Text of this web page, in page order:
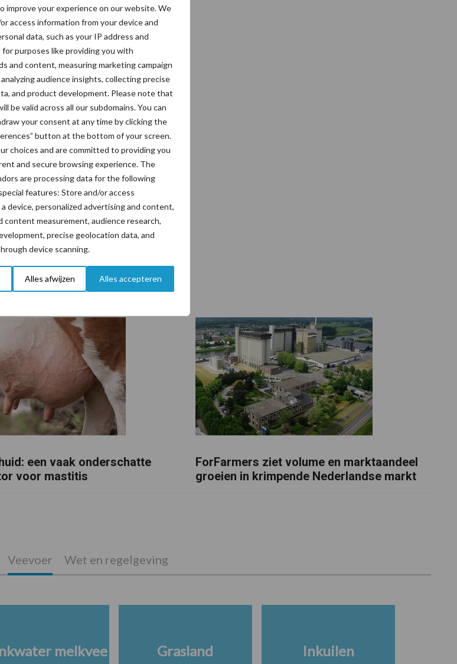
improve your experience on our website. We
access information from your device and
data, such as your IP address and
purposes like providing you with
and content, measuring marketing campaign
audience insights, collecting precise
and product development. Please note that
be valid across all our subdomains. You can
your consent at any time by clicking the
button at the bottom of your screen.
choices and are committed to providing you
and secure browsing experience. The
are processing data for the following
features: Store and/or access
device, personalized advertising and content,
content measurement, audience research,
precise geolocation data, and
device scanning.
Alles afwijzen Alles accepteren
mogelijk is om bemesten en
is een juridisch begrip en houdt
kan worden dat een activiteit al
In de betreffende casus was
gebruik ging. Hoe die
Nederland noemt dat de kern
flexibiliteit in grondgebruik,
agrarische bedrijfsvoering.
het handhavingsverzoek van
de provincie Overijssel in hoger
een vaak onderschatte
voor mastitis
ForFarmers ziet volume en marktaandeel
groeien in krimpende Nederlandse markt
Veevoer Wet en regelgeving
melkvee Grasland Inkuilen